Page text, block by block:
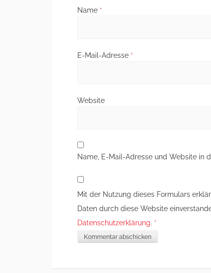
Name *
E-Mail-Adresse *
Website
Name, E-Mail-Adresse und Website in
Mit der Nutzung dieses Formulars
Daten durch diese Website
Datenschutzerklärung. *